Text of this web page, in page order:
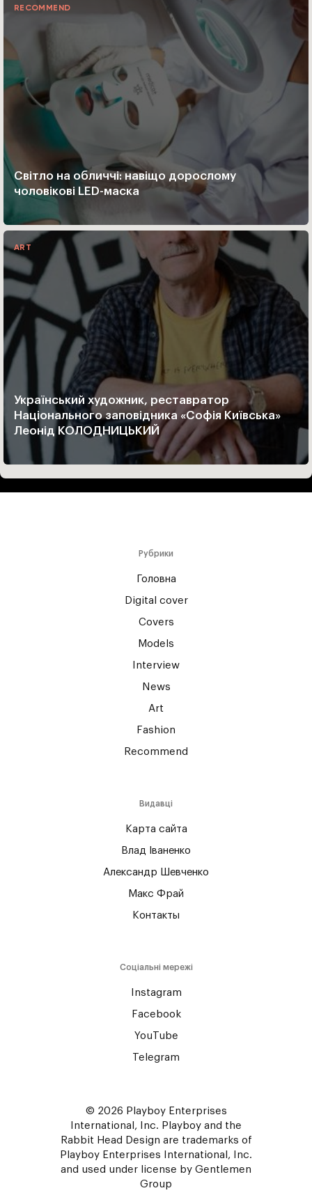
RECOMMEND
Світло на обличчі: навіщо дорослому
чоловікові LED-маска
ART
Український художник, реставратор
Національного заповідника «Софія Київська»
Леонід КОЛОДНИЦЬКИЙ
Рубрики
Головна
Digital cover
Covers
Models
Interview
News
Art
Fashion
Recommend
Видавці
Карта сайта
Влад Іваненко
Александр Шевченко
Макс Фрай
Контакты
Соціальні мережі
Instagram
Facebook
YouTube
Telegram
© 2026 Playboy Enterprises
International, Inc. Playboy and the
Rabbit Head Design are trademarks of
Playboy Enterprises International, Inc.
and used under license by Gentlemen
Group